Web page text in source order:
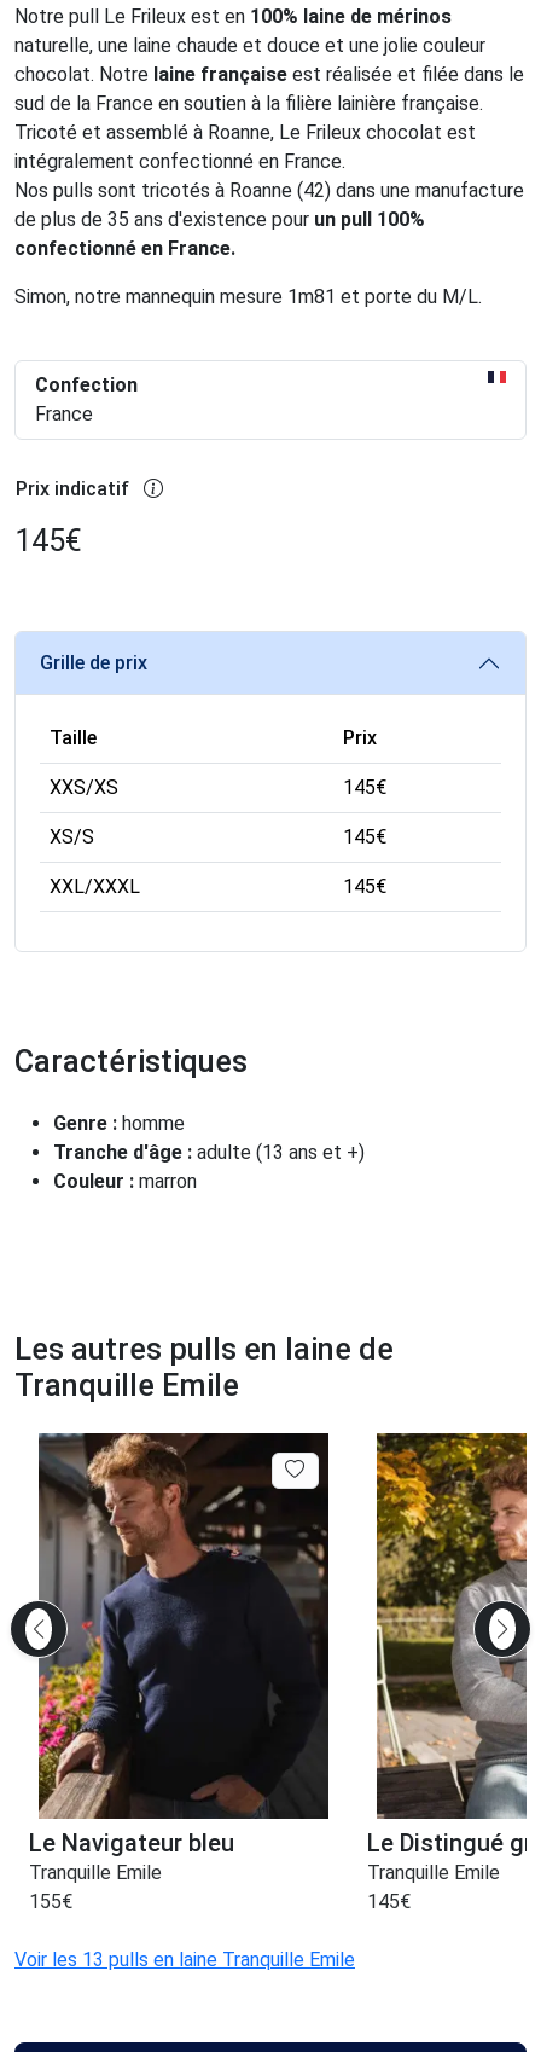
Notre pull Le Frileux est en 100% laine de mérinos
naturelle, une laine chaude et douce et une jolie couleur
chocolat. Notre laine française est réalisée et filée dans le
sud de la France en soutien à la filière lainière française.
Tricoté et assemblé à Roanne, Le Frileux chocolat est
intégralement confectionné en France.
Nos pulls sont tricotés à Roanne (42) dans une manufacture
de plus de 35 ans d'existence pour un pull 100%
confectionné en France.
Simon, notre mannequin mesure 1m81 et porte du M/L.
Confection
France
Prix indicatif
145€
Grille de prix
Taille Prix
XXS/XS 145€
XS/S 145€
XXL/XXXL 145€
Caractéristiques
Genre : homme
Tranche d'âge : adulte (13 ans et +)
Couleur : marron
Les autres pulls en laine de
Tranquille Emile
Le Navigateur bleu
Tranquille Emile
155€
Le Distingué
Tranquille Emile
145€
Voir les 13 pulls en laine Tranquille Emile